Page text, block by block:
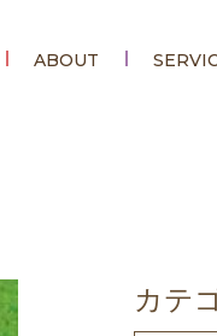
ABOUT
カテ